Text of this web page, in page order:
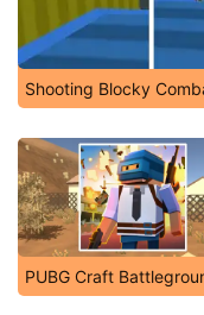
Shooting Blocky
PUBG Craft